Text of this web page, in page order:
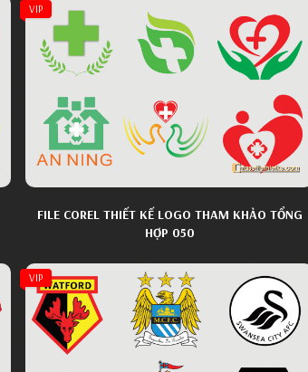
VIP
FILE COREL THIẾT KẾ LOGO THAM KHẢO TỔNG
HỢP 050
VIP